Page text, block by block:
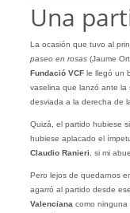
Una
La ocasión que tuvo al
paseo en rosas(Jaume
Fundació VCFle llegó un
vaselina que lanzó ante la
desviada a la derecha de
Quizá, el partido hubiese
hubiese aplacado el
Claudio Ranieri , si mi
Pero lejos de quedarnos
agarró al partido desde
Valenciana como